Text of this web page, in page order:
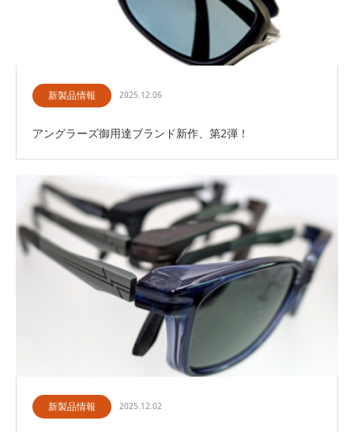
新製品情報 2025.12.06
アングラーズ御用達ブランド新作、第2弾！
新製品情報 2025.12.02